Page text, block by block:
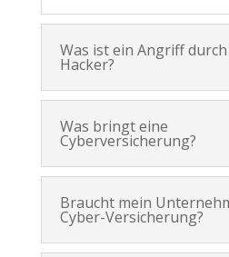
Was ist ein Angriff
Hacker?
Was bringt eine
Cyberversicherung?
Braucht mein
Cyber-Versicherung?